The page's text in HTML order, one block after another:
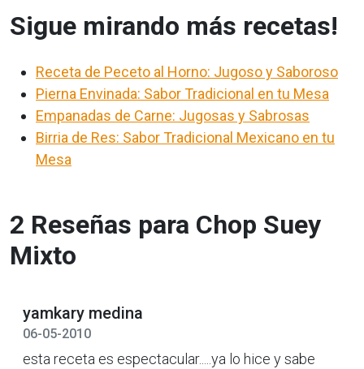
Sigue mirando más recetas!
Receta de Peceto al Horno: Jugoso y Saboroso
Pierna Envinada: Sabor Tradicional en tu Mesa
Empanadas de Carne: Jugosas y Sabrosas
Birria de Res: Sabor Tradicional Mexicano en tu
Mesa
2 Reseñas para Chop Suey
Mixto
yamkary medina
06-05-2010
esta receta es espectacular.....ya lo hice y sabe